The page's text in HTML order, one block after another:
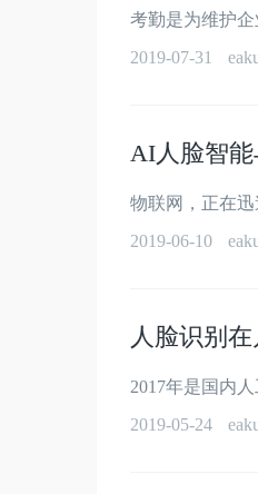
考勤是为维护
2019-07-31
AI人脸智能
物联网，正在
2019-06-10
人脸识别
2017年是国内
2019-05-24